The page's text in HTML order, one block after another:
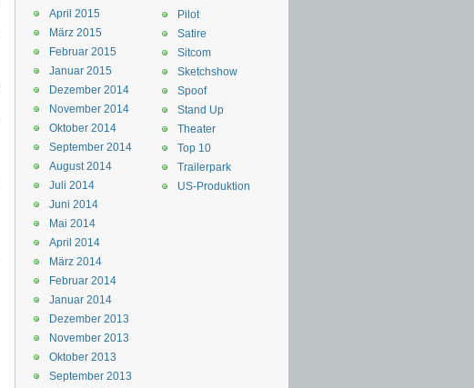
Pilot
Satire
Sitcom
Sketchshow
Spoof
Stand Up
Theater
Top 10
Trailerpark
US-Produktion
April 2015
März 2015
Februar 2015
Januar 2015
Dezember 2014
November 2014
Oktober 2014
September 2014
August 2014
Juli 2014
Juni 2014
Mai 2014
April 2014
März 2014
Februar 2014
Januar 2014
Dezember 2013
November 2013
Oktober 2013
September 2013